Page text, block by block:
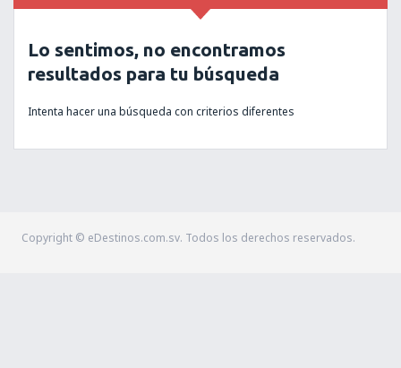
Lo sentimos, no encontramos
resultados para tu búsqueda
Intenta hacer una búsqueda con criterios diferentes
Copyright © eDestinos.com.sv. Todos los derechos reservados.